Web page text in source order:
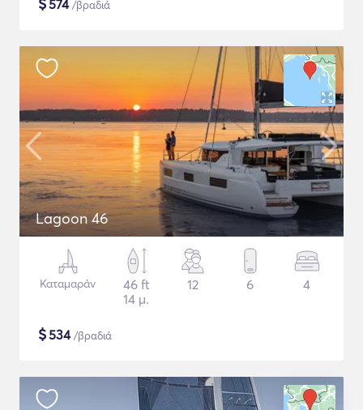
574/βραδιά
Lagoon 46
Καταμαράν
46 ft
14 μ.
12 6 4
$534/βραδιά